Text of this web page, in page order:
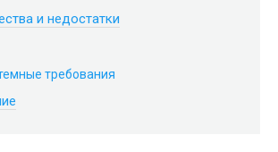
и недостатки
требования